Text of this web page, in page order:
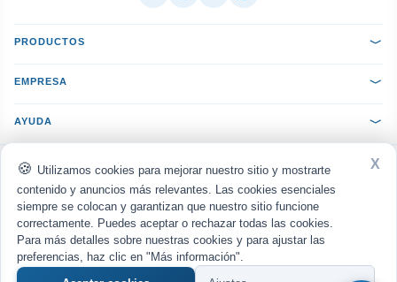
Utilizamos cookies para mejorar nuestro sitio y mostrarte
contenido y anuncios más relevantes. Las cookies esenciales
siempre se colocan y garantizan que nuestro sitio funcione
correctamente. Puedes aceptar o rechazar todas las cookies.
Para más detalles sobre nuestras cookies y para ajustar las
preferencias, haz clic en "Más información".
X
PRODUCTOS
EMPRESA
AYUDA
ACEPTAMOS: VISA Mastercard PayPal Bizum
seQura
Transferencia
Reembolso
ENVIAMOS CON:
MRW Nacex Correos UPS
Política de privacidad ·Aviso legal · Cookies
© 2026WWW.MANUELGIL.COM· Todos los derechos reservados · Diseño web por
europeart